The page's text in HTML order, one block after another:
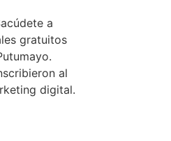
a
gratuitos
al
digital.